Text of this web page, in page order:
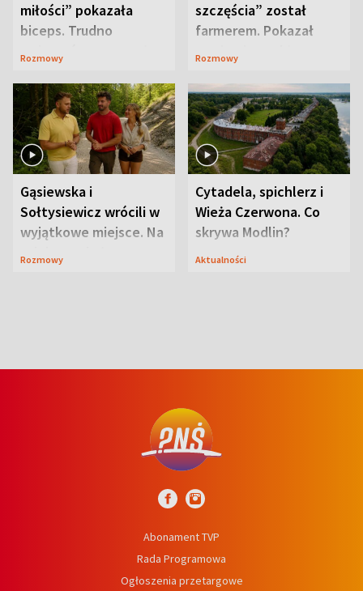
miłości” pokazała
biceps. Trudno
uwierzyć, co przeszła
Rozmowy
szczęścia” został
farmerem. Pokazał
swoje niezwykłe
Rozmowy
Gąsiewska i
Sołtysiewicz wrócili w
wyjątkowe miejsce. Na
szlaku czekał
Rozmowy
Cytadela, spichlerz i
Wieża Czerwona. Co
skrywa Modlin?
Aktualności
Abonament TVP
Rada Programowa
Ogłoszenia przetargowe